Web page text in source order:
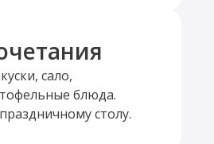
сало,
блюда.
столу.